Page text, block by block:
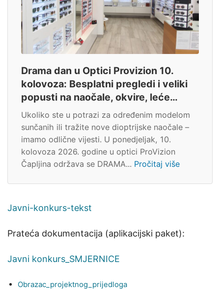
Drama dan u Optici Provizion 10.
kolovoza: Besplatni pregledi i veliki
popusti na naočale, okvire, leće…
Ukoliko ste u potrazi za određenim modelom
sunčanih ili tražite nove dioptrijske naočale –
imamo odlične vijesti. U ponedjeljak, 10.
kolovoza 2026. godine u optici ProVizion
Čapljina održava se DRAMA... Pročitaj više
Javni-konkurs-tekst
Prateća dokumentacija (aplikacijski paket):
Javni konkurs_SMJERNICE
Obrazac_projektnog_prijedloga